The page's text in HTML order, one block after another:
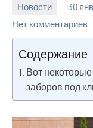
Новости 30
Нет комментариев
Содержание
Вот некоторые
заборов под